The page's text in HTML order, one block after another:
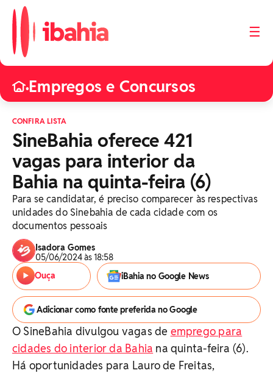
☰
•Empregos e Concursos
CONFIRA LISTA
SineBahia oferece 421
vagas para interior da
Bahia na quinta-feira (6)
Para se candidatar, é preciso comparecer às respectivas
unidades do Sinebahia de cada cidade com os
documentos pessoais
Isadora Gomes
05/06/2024 às 18:58
Ouça
iBahia no Google News
Adicionar como fonte preferida no Google
O SineBahia divulgou vagas de emprego para
cidades do interior da Bahia na quinta-feira (6).
Há oportunidades para Lauro de Freitas,